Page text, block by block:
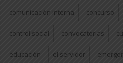
comunicación interna concurso
control social convocatorias
educación el servidor